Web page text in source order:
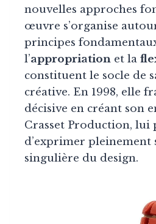
nouvelles approches
œuvre s’organise
principes
l’appropriation et la
constituent le socle de
créative. En 1998, elle
décisive en créant son
Crasset Production, lui
d’exprimer pleinement
singulière du design.